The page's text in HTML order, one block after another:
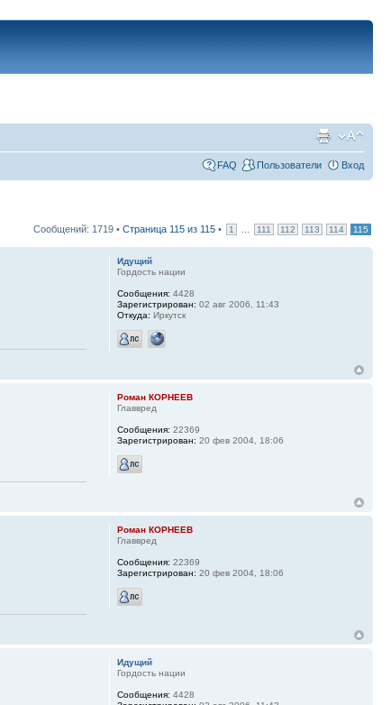
FAQ Пользователи Вход
Сообщений: 1719 • Страница 115 из 115 • 1 111 112 113 114 115
Идущий
Гордость нации
Сообщения: 4428
Зарегистрирован: 02 авг 2006, 11:43
Откуда: Иркутск
Роман КОРНЕЕВ
Главвред
Сообщения: 22369
Зарегистрирован: 20 фев 2004, 18:06
Роман КОРНЕЕВ
Главвред
Сообщения: 22369
Зарегистрирован: 20 фев 2004, 18:06
Идущий
Гордость нации
Сообщения: 4428